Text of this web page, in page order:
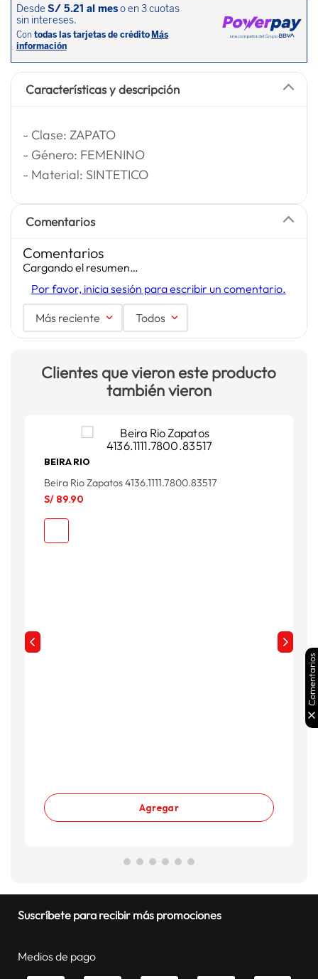
Características y descripción
- Clase: ZAPATO
- Género: FEMENINO
- Material: SINTETICO
Comentarios
Comentarios
Cargando el resumen…
Por favor, inicia sesión para escribir un comentario.
Más reciente Todos
Clientes que vieron este producto
también vieron
BEIRA RIO
Beira Rio Zapatos 4136.1111.7800.83517
S/ 89.90
Agregar
Suscríbete para recibir más promociones
Medios de pago
Comentarios